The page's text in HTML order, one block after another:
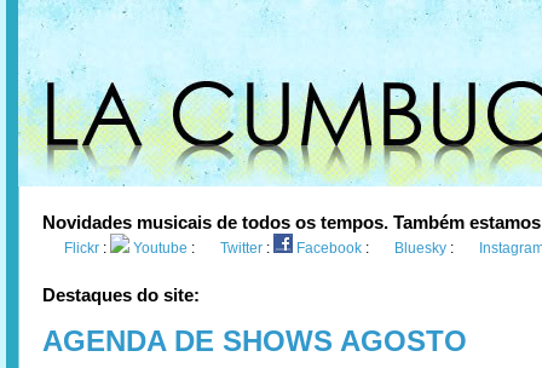
Novidades musicais de todos os tempos. Também
Flickr : Youtube : Twitter : Facebook : Bluesky :
Destaques do site:
AGENDA DE SHOWS AGOSTO